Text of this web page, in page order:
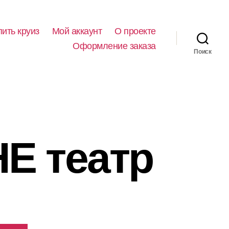
круиз Мой аккаунт
О проекте
Оформление заказа
Поиск
театр
₽.